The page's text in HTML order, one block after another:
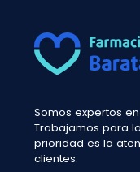
Somos expertos
Trabajamos para
prioridad es la
clientes.